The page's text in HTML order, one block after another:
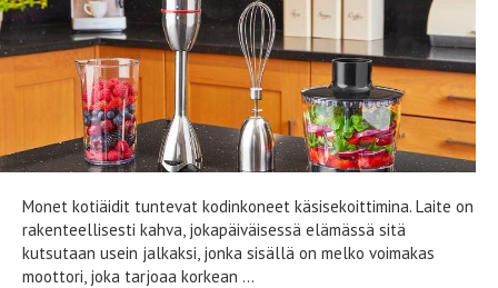
Monet kotiäidit tuntevat kodinkoneet käsisekoittimina. Laite on
rakenteellisesti kahva, jokapäiväisessä elämässä sitä
kutsutaan usein jalkaksi, jonka sisällä on melko voimakas
moottori, joka tarjoaa korkean ...